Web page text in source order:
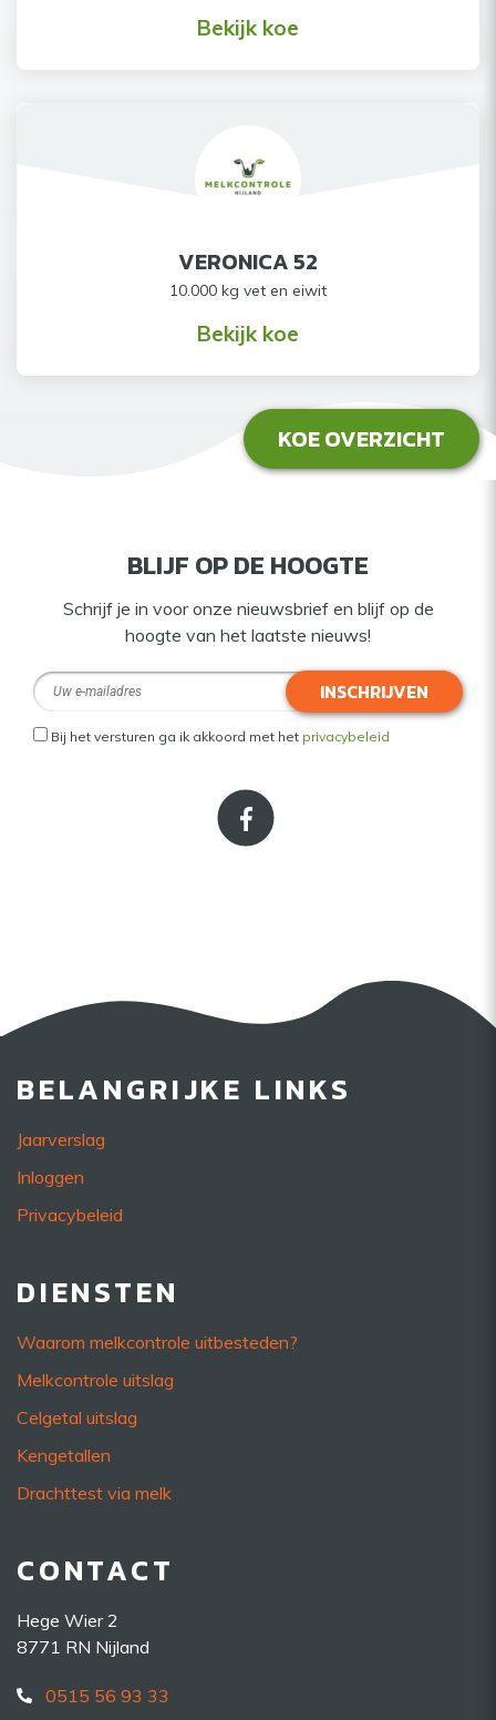
Bekijk koe
VERONICA 52
10.000 kg vet en eiwit
Bekijk koe
KOE OVERZICHT
BLIJF OP DE HOOGTE
Schrijf je in voor onze nieuwsbrief en blijf op de
hoogte van het laatste nieuws!
INSCHRIJVEN
Bij het versturen ga ik akkoord met het privacybeleid
BELANGRIJKE LINKS
Jaarverslag
Inloggen
Privacybeleid
DIENSTEN
Waarom melkcontrole uitbesteden?
Melkcontrole uitslag
Celgetal uitslag
Kengetallen
Drachttest via melk
CONTACT
Hege Wier 2
8771 RN Nijland
0515 56 93 33